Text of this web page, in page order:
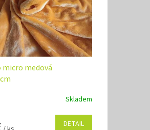
medová
Skladem
DETAIL